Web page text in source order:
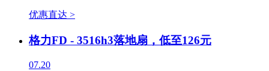
优惠直达 >
格力FD - 3516h3落地扇，低至126元
07.20